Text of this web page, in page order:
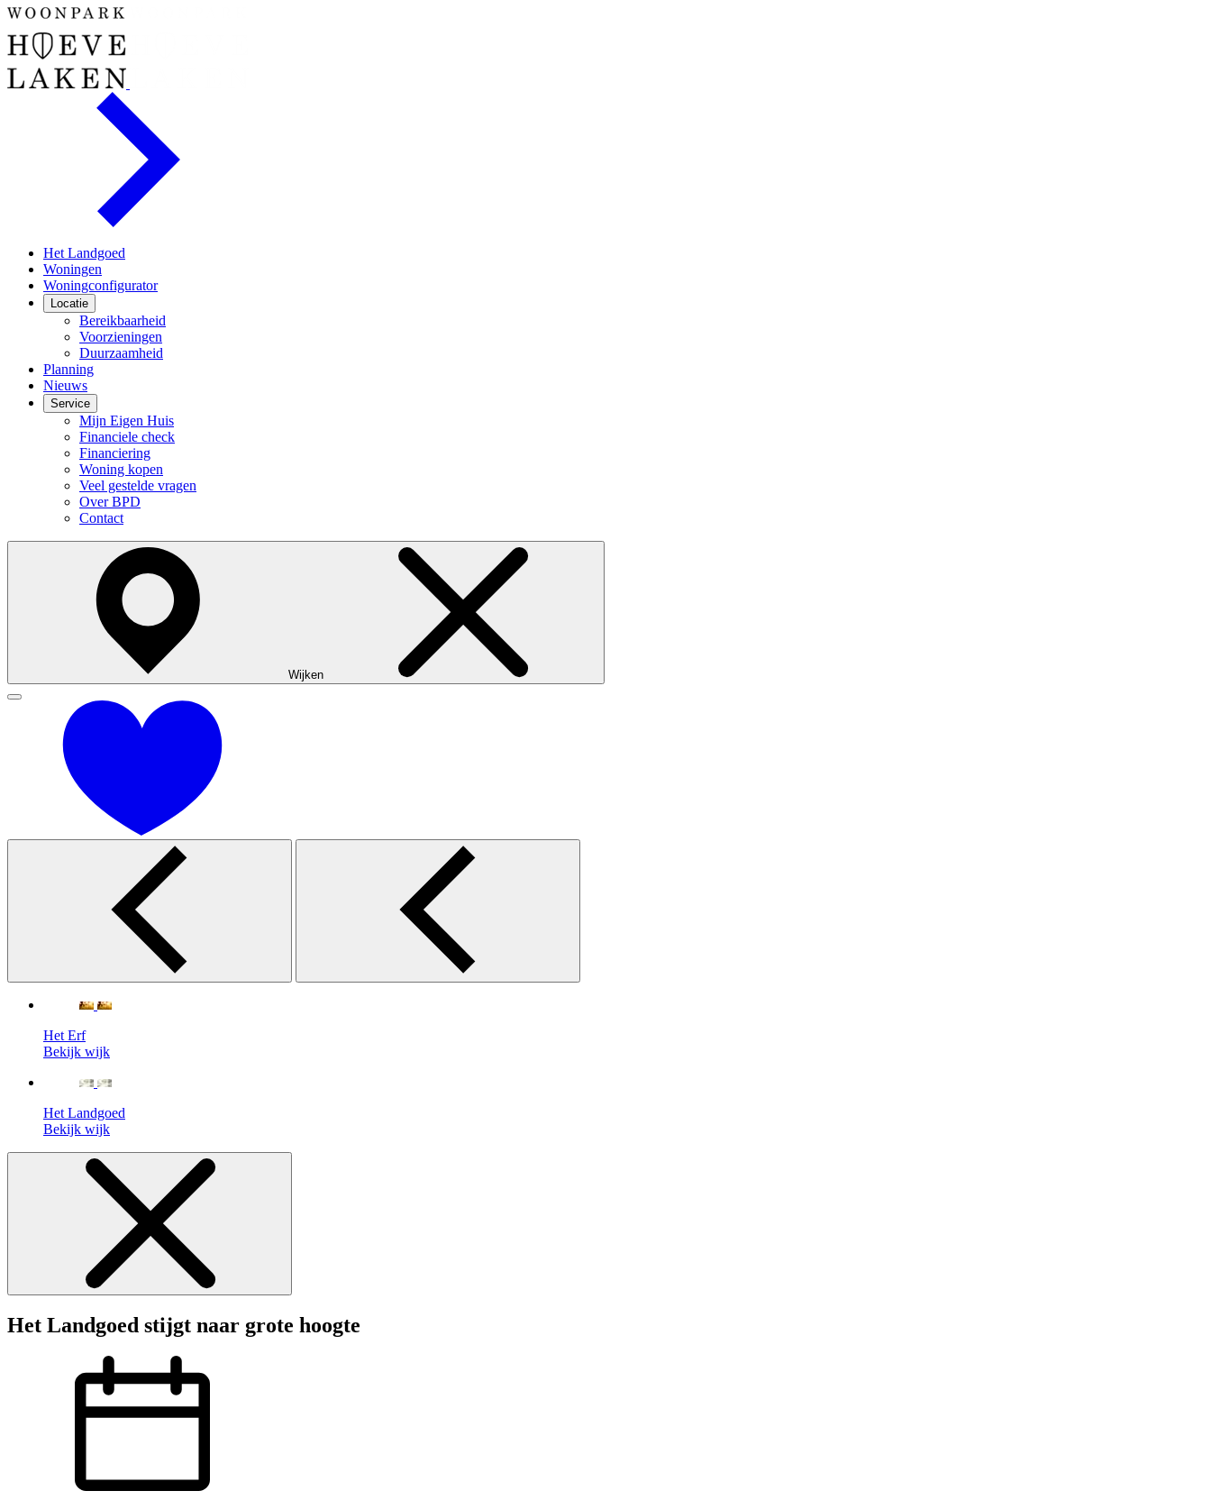
Het Landgoed
Woningen
Woningconfigurator
Locatie
Bereikbaarheid
Voorzieningen
Duurzaamheid
Planning
Nieuws
Service
Mijn Eigen Huis
Financiele check
Financiering
Woning kopen
Veel gestelde vragen
Over BPD
Contact
Wijken
Het Erf
Bekijk wijk
Het Landgoed
Bekijk wijk
Het Landgoed stijgt naar grote hoogte